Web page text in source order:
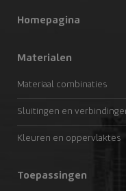
Homepagina
Materialen
Materiaal combinaties
Sluitingen en
Kleuren en oppervlaktes
Toepassingen